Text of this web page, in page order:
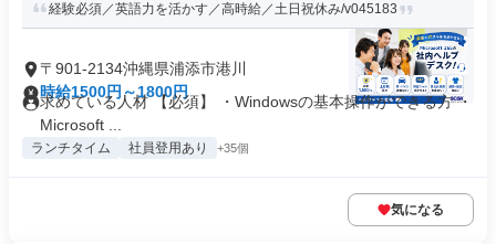
経験必須／英語力を活かす／高時給／土日祝休み/v045183
〒901-2134沖縄県浦添市港川
時給1500円～1800円
求めている人材 【必須】 ・Windowsの基本操作ができる方 ・
Microsoft ...
ランチタイム 社員登用あり +35個
気になる